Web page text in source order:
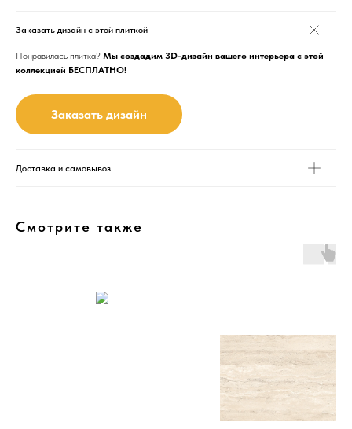
Заказать дизайн с этой плиткой
Понравилась плитка? Мы создадим 3D-дизайн вашего интерьера с этой
коллекцией БЕСПЛАТНО!
Заказать дизайн
Доставка и самовывоз
Смотрите также